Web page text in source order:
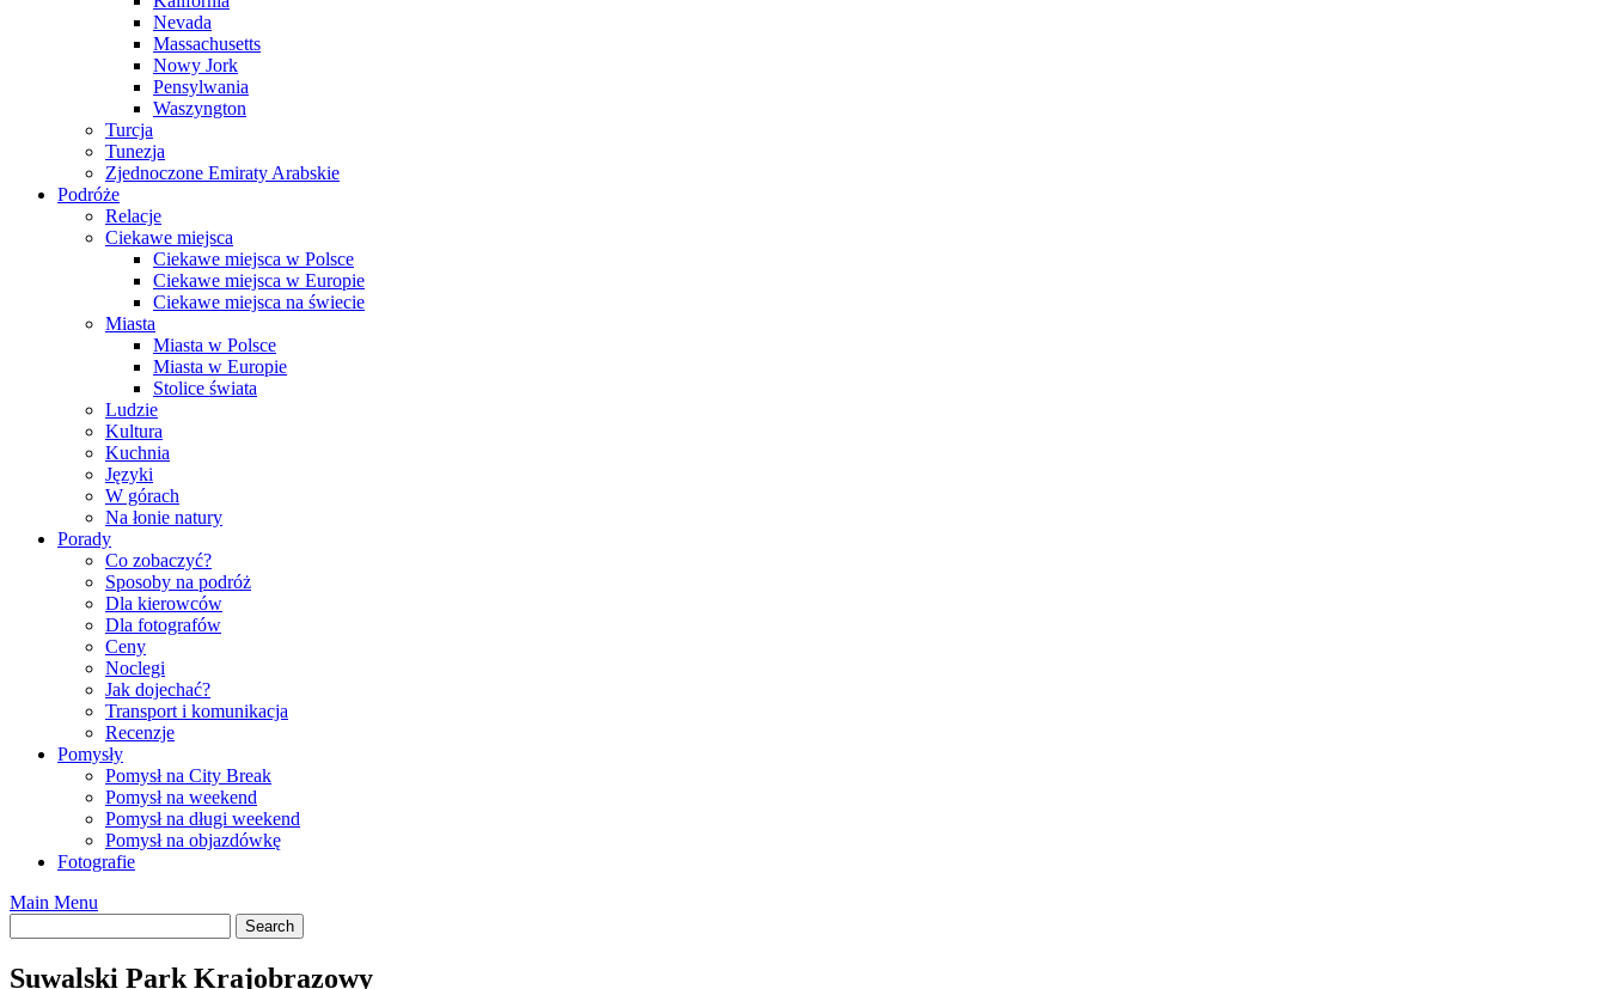
Nevada
Massachusetts
Nowy Jork
Pensylwania
Waszyngton
Turcja
Tunezja
Zjednoczone Emiraty Arabskie
Podróże
Relacje
Ciekawe miejsca
Ciekawe miejsca w Polsce
Ciekawe miejsca w Europie
Ciekawe miejsca na świecie
Miasta
Miasta w Polsce
Miasta w Europie
Stolice świata
Ludzie
Kultura
Kuchnia
Języki
W górach
Na łonie natury
Porady
Co zobaczyć?
Sposoby na podróż
Dla kierowców
Dla fotografów
Ceny
Noclegi
Jak dojechać?
Transport i komunikacja
Recenzje
Pomysły
Pomysł na City Break
Pomysł na weekend
Pomysł na długi weekend
Pomysł na objazdówkę
Fotografie
Main Menu
Suwalski Park Krajobrazowy